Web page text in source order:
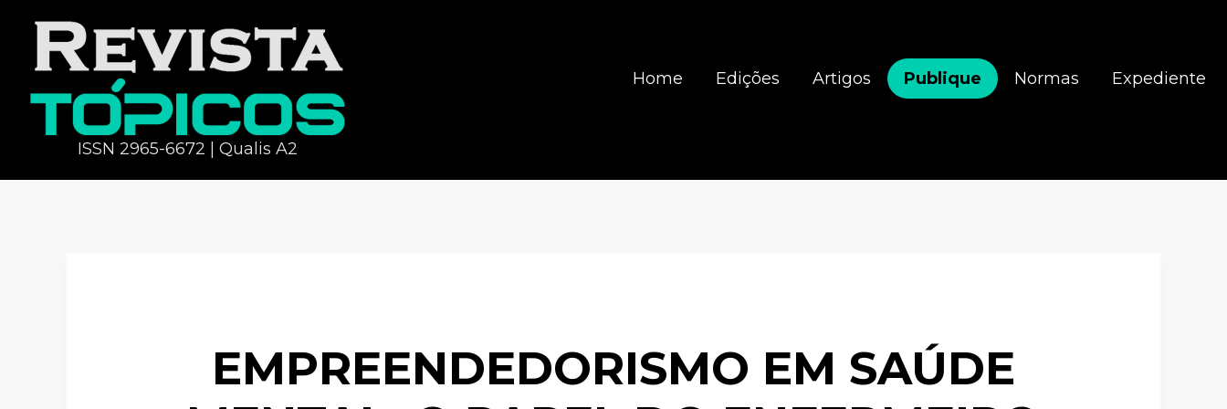
ISSN 2965-6672 | Qualis A2
Home Edições Artigos Publique Normas Expediente
EMPREENDEDORISMO EM SAÚDE